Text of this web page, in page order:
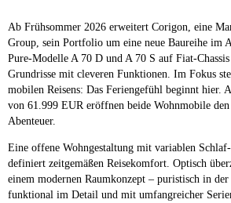
Ab Frühsommer 2026 erweitert Corigon, eine
Group, sein Portfolio um eine neue Baureihe im
Pure-Modelle A 70 D und A 70 S auf Fiat-
Grundrisse mit cleveren Funktionen. Im Fokus
mobilen Reisens: Das Feriengefühl beginnt hier.
von 61.999 EUR eröffnen beide Wohnmobile
Abenteuer.
Eine offene Wohngestaltung mit variablen
definiert zeitgemäßen Reisekomfort. Optisch
einem modernen Raumkonzept – puristisch in der
funktional im Detail und mit umfangreicher